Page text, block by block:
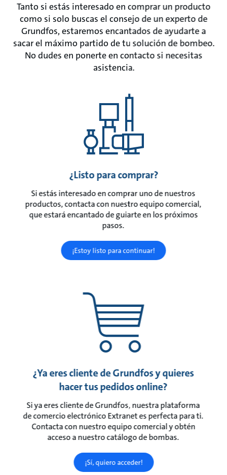
Tanto si estás interesado en comprar un producto
como si solo buscas el consejo de un experto de
Grundfos, estaremos encantados de ayudarte a
sacar el máximo partido de tu solución de bombeo.
No dudes en ponerte en contacto si necesitas
asistencia.
¿Listo para comprar?
Si estás interesado en comprar uno de nuestros
productos, contacta con nuestro equipo comercial,
que estará encantado de guiarte en los próximos
pasos.
¡Estoy listo para continuar!
¿Ya eres cliente de Grundfos y quieres
hacer tus pedidos online?
Si ya eres cliente de Grundfos, nuestra plataforma
de comercio electrónico Extranet es perfecta para ti.
Contacta con nuestro equipo comercial y obtén
acceso a nuestro catálogo de bombas.
¡Sí, quiero acceder!